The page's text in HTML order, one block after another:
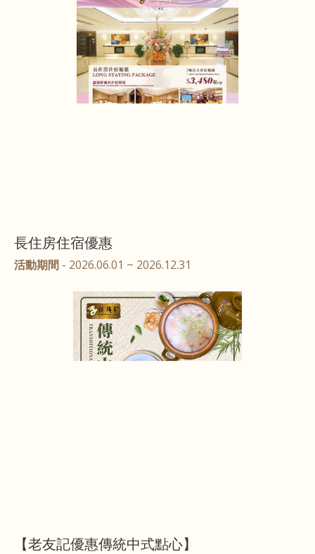
長住房住宿優惠
活動期間 - 2026.06.01 ~ 2026.12.31
【老友記優惠傳統中式點心】